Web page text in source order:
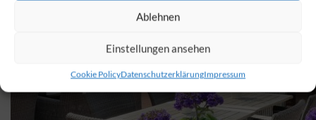
Ablehnen
Einstellungen ansehen
Cookie PolicyDatenschutzerklärungImpressum